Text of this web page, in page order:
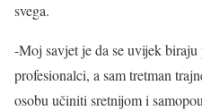
svega.
-Moj savjet je da se uvijek
profesionalci, a sam tretman
osobu učiniti sretnijom i